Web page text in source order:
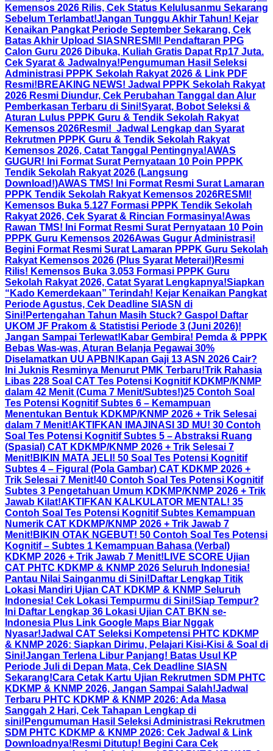
Kemensos 2026 Rilis, Cek Status Kelulusanmu Sekarang
Sebelum Terlambat!Jangan Tunggu Akhir Tahun! Kejar
Kenaikan Pangkat Periode September Sekarang, Cek
Batas Akhir Upload SIASN RESMI! Pendaftaran PPG
Calon Guru 2026 Dibuka, Kuliah Gratis Dapat Rp17 Juta.
Cek Syarat & Jadwalnya! Pengumuman Hasil Seleksi
Administrasi PPPK Sekolah Rakyat 2026 & Link PDF
Resmi! BREAKING NEWS! Jadwal PPPK Sekolah Rakyat
2026 Resmi Diundur, Cek Perubahan Tanggal dan Alur
Pemberkasan Terbaru di Sini!Syarat, Bobot Seleksi &
Aturan Lulus PPPK Guru & Tendik Sekolah Rakyat
Kemensos 2026Resmi! Jadwal Lengkap dan Syarat
Rekrutmen PPPK Guru & Tendik Sekolah Rakyat
Kemensos 2026, Catat Tanggal Pentingnya!AWAS
GUGUR! Ini Format Surat Pernyataan 10 Poin PPPK
Tendik Sekolah Rakyat 2026 (Langsung
Download!)AWAS TMS! Ini Format Resmi Surat Lamaran
PPPK Tendik Sekolah Rakyat Kemensos 2026RESMI!
Kemensos Buka 5.127 Formasi PPPK Tendik Sekolah
Rakyat 2026, Cek Syarat & Rincian Formasinya!Awas
Rawan TMS! Ini Format Resmi Surat Pernyataan 10 Poin
PPPK Guru Kemensos 2026Awas Gugur Administrasi!
Begini Format Resmi Surat Lamaran PPPK Guru Sekolah
Rakyat Kemensos 2026 (Plus Syarat Meterai!)Resmi
Rilis! Kemensos Buka 3.053 Formasi PPPK Guru
Sekolah Rakyat 2026, Catat Syarat Lengkapnya!Siapkan
“Kado Kemerdekaan” Terindah! Kejar Kenaikan Pangkat
Periode Agustus, Cek Deadline SIASN di
Sini! Pertengahan Tahun Masih Stuck? Gaspol Daftar
UKOM JF Prakom & Statistisi Periode 3 (Juni 2026)!
Jangan Sampai Terlewat! Kabar Gembira! Pemda & PPPK
Bebas Was-was, Aturan Belanja Pegawai 30%
Diselamatkan UU APBN! Kapan Gaji 13 ASN 2026 Cair?
Ini Juknis Resminya Menurut PMK Terbaru!Trik Rahasia
Libas 228 Soal CAT Tes Potensi Kognitif KDKMP/KNMP
dalam 42 Menit (Cuma 7 Menit/Subtes!)25 Contoh Soal
Tes Potensi Kognitif Subtes 6 – Kemampuan
Menentukan Bentuk KDKMP/KNMP 2026 + Trik Selesai
dalam 7 Menit!AKTIFKAN IMAJINASI 3D MU! 30 Contoh
Soal Tes Potensi Kognitif Subtes 5 – Abstraksi Ruang
(Spasial) CAT KDKMP/KNMP 2026 + Trik Selesai 7
Menit! BIKIN MATA JELI! 50 Soal Tes Potensi Kognitif
Subtes 4 – Figural (Pola Gambar) CAT KDKMP 2026 +
Trik Selesai 7 Menit!40 Contoh Soal Tes Potensi Kognitif
Subtes 3 Pengetahuan Umum KDKMP/KNMP 2026 + Trik
Jawab Kilat!AKTIFKAN KALKULATOR MENTAL! 35
Contoh Soal Tes Potensi Kognitif Subtes Kemampuan
Numerik CAT KDKMP/KNMP 2026 + Trik Jawab 7
Menit! BIKIN OTAK NGEBUT! 50 Contoh Soal Tes Potensi
Kognitif – Subtes 1 Kemampuan Bahasa (Verbal)
KDKMP 2026 + Trik Jawab 7 Menit! LIVE SCORE Ujian
CAT PHTC KDKMP & KNMP 2026 Seluruh Indonesia!
Pantau Nilai Sainganmu di Sini! Daftar Lengkap Titik
Lokasi Mandiri Ujian CAT KDKMP & KNMP Seluruh
Indonesia! Cek Lokasi Tempurmu di Sini!Siap Tempur?
Ini Daftar Lengkap 36 Lokasi Ujian CAT BKN se-
Indonesia Plus Link Google Maps Biar Nggak
Nyasar!Jadwal CAT Seleksi Kompetensi PHTC KDKMP
& KNMP 2026: Siapkan Dirimu, Pelajari Kisi-Kisi & Soal di
Sini!Jangan Terlena Libur Panjang! Batas Usul KP
Periode Juli di Depan Mata, Cek Deadline SIASN
Sekarang!Cara Cetak Kartu Ujian Rekrutmen SDM PHTC
KDKMP & KNMP 2026, Jangan Sampai Salah!Jadwal
Terbaru PHTC KDKMP & KNMP 2026: Ada Masa
Sanggah 2 Hari, Cek Tahapan Lengkap di
sini! Pengumuman Hasil Seleksi Administrasi Rekrutmen
SDM PHTC KDKMP & KNMP 2026: Cek Jadwal & Link
Downloadnya! Resmi Ditutup! Begini Cara Cek